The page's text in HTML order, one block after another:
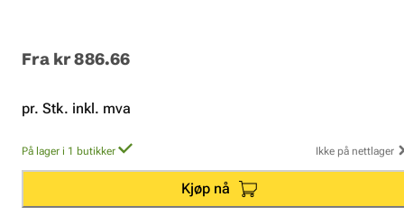
Fra kr 886.66
pr. Stk. inkl. mva
På lager i 1 butikker Ikke på nettlager
Kjøp nå